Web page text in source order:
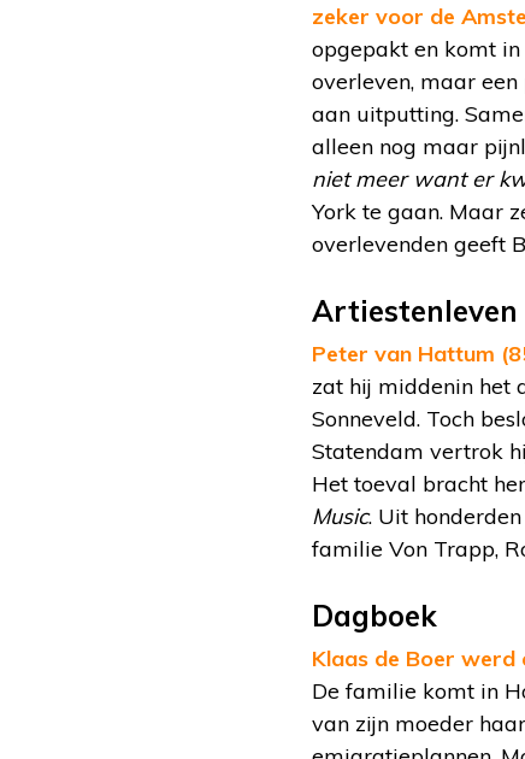
zeker voor de
opgepakt en komt
overleven, maar
aan uitputting.
alleen nog maar
niet meer want er
York te gaan. Maar
overlevenden geeft
Artiestenleven
Peter van Hattum
zat hij middenin het
Sonneveld. Toch
Statendam vertrok
Het toeval bracht
Music. Uit
familie Von Trapp,
Dagboek
Klaas de Boer
De familie komt in
van zijn moeder